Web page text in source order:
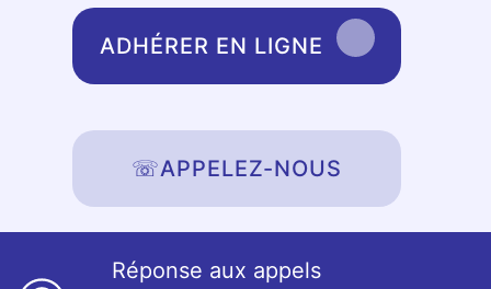
ADHÉRER EN LIGNE
☏APPELEZ-NOUS
Réponse aux appels